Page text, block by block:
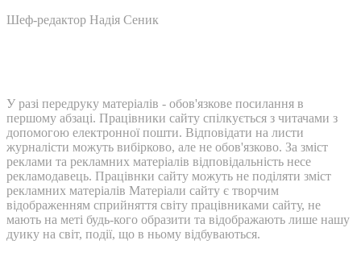
Шеф-редактор Надія Сеник
У разі передруку матеріалів - обов'язкове посилання в
першому абзаці. Працівники сайту спілкується з читачами з
допомогою електронної пошти. Відповідати на листи
журналісти можуть вибірково, але не обов'язково. За зміст
реклами та рекламних матеріалів відповідальність несе
рекламодавець. Працівнки сайту можуть не поділяти зміст
рекламних матеріалів Матеріали сайту є творчим
відображенням сприйняття світу працівниками сайту, не
мають на меті будь-кого образити та відображають лише нашу
дуику на світ, події, що в ньому відбуваються.